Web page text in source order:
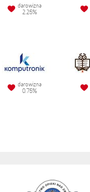
darowizna
2.25%
darowizna
0.75%